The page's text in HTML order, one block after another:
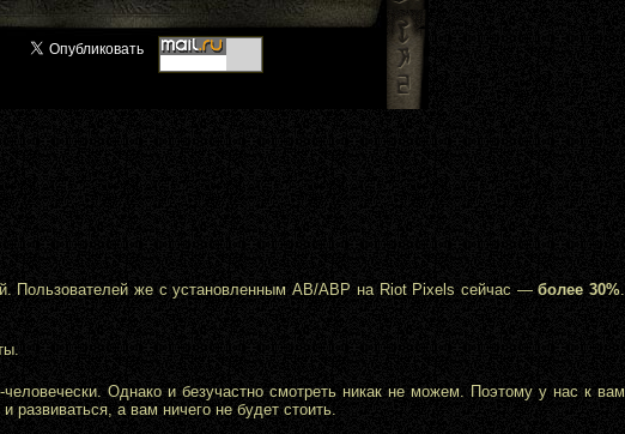
Пользователей же с установленным AB/ABP на Riot Pixels сейчас —более 30%.
Однако и безучастно смотреть никак не можем. Поэтому у нас к вам
а вам ничего не будет стоить.